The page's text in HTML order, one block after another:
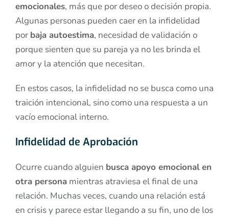
emocionales, más que por deseo o decisión propia.
Algunas personas pueden caer en la infidelidad
por baja autoestima, necesidad de validación o
porque sienten que su pareja ya no les brinda el
amor y la atención que necesitan.
En estos casos, la infidelidad no se busca como una
traición intencional, sino como una respuesta a un
vacío emocional interno.
Infidelidad de Aprobación
Ocurre cuando alguien busca apoyo emocional en
otra persona mientras atraviesa el final de una
relación. Muchas veces, cuando una relación está
en crisis y parece estar llegando a su fin, uno de los